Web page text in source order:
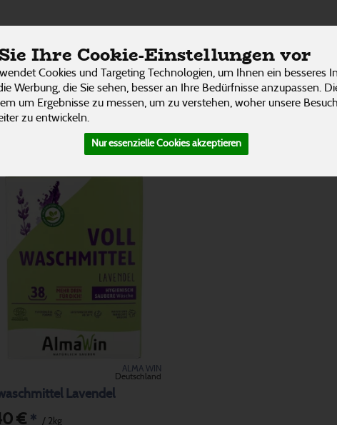
Ihre Cookie-Einstellungen vor
Cookies und Targeting Technologien, um Ihnen ein besseres
Werbung, die Sie sehen, besser an Ihre Bedürfnisse anzupassen.
um Ergebnisse zu messen, um zu verstehen, woher unsere
zu entwickeln.
Nur essenzielle Cookies akzeptieren
2 von 3242
ALMA WIN
Deutschland
Lavendel
€* / 2kg